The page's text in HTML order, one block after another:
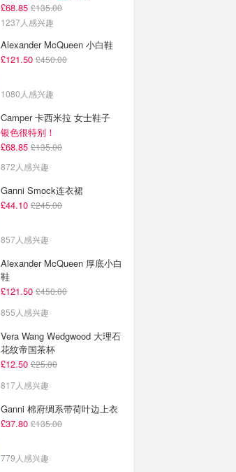
£68.85 £135.00
1237人感兴趣
Alexander McQueen 小白鞋
£121.50 £450.00
1080人感兴趣
Camper 卡西米拉 女士鞋子
银色很特别！
£68.85 £135.00
872人感兴趣
Ganni Smock连衣裙
£44.10 £245.00
857人感兴趣
Alexander McQueen 厚底小白
鞋
£121.50 £450.00
855人感兴趣
Vera Wang Wedgwood 大理石
花纹帝国茶杯
£12.50 £25.00
817人感兴趣
Ganni 棉府绸系带荷叶边上衣
£37.80 £135.00
779人感兴趣